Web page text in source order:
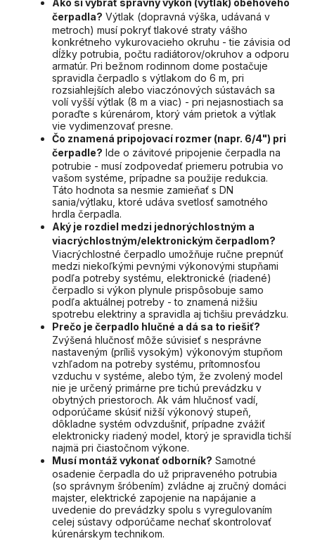
Ako si vybrať správny výkon (výtlak) obehového
čerpadla? Výtlak (dopravná výška, udávaná v
metroch) musí pokryť tlakové straty vášho
konkrétneho vykurovacieho okruhu - tie závisia od
dĺžky potrubia, počtu radiátorov/okruhov a odporu
armatúr. Pri bežnom rodinnom dome postačuje
spravidla čerpadlo s výtlakom do 6 m, pri
rozsiahlejších alebo viaczónových sústavách sa
volí vyšší výtlak (8 m a viac) - pri nejasnostiach sa
poraďte s kúrenárom, ktorý vám prietok a výtlak
vie vydimenzovať presne.
Čo znamená pripojovací rozmer (napr. 6/4") pri
čerpadle? Ide o závitové pripojenie čerpadla na
potrubie - musí zodpovedať priemeru potrubia vo
vašom systéme, prípadne sa použije redukcia.
Táto hodnota sa nesmie zamieňať s DN
sania/výtlaku, ktoré udáva svetlosť samotného
hrdla čerpadla.
Aký je rozdiel medzi jednorýchlostným a
viacrýchlostným/elektronickým čerpadlom?
Viacrýchlostné čerpadlo umožňuje ručne prepnúť
medzi niekoľkými pevnými výkonovými stupňami
podľa potreby systému, elektronické (riadené)
čerpadlo si výkon plynule prispôsobuje samo
podľa aktuálnej potreby - to znamená nižšiu
spotrebu elektriny a spravidla aj tichšiu prevádzku.
Prečo je čerpadlo hlučné a dá sa to riešiť?
Zvýšená hlučnosť môže súvisieť s nesprávne
nastaveným (príliš vysokým) výkonovým stupňom
vzhľadom na potreby systému, prítomnosťou
vzduchu v systéme, alebo tým, že zvolený model
nie je určený primárne pre tichú prevádzku v
obytných priestoroch. Ak vám hlučnosť vadí,
odporúčame skúsiť nižší výkonový stupeň,
dôkladne systém odvzdušniť, prípadne zvážiť
elektronicky riadený model, ktorý je spravidla tichší
najmä pri čiastočnom výkone.
Musí montáž vykonať odborník? Samotné
osadenie čerpadla do už pripraveného potrubia
(so správnym šróbením) zvládne aj zručný domáci
majster, elektrické zapojenie na napájanie a
uvedenie do prevádzky spolu s vyregulovaním
celej sústavy odporúčame nechať skontrolovať
kúrenárskym technikom.